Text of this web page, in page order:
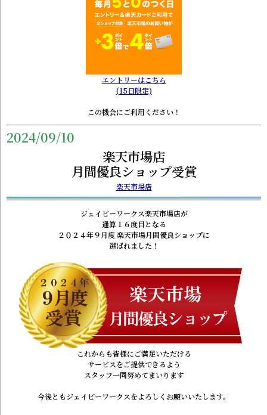
エントリーはこちら
(15日限定)
この機会にご利用ください！
2024/09/10
楽天市場店
月間優良ショップ受賞
楽天市場店
ジェイビーワークス楽天市場店が
通算１６度目となる
２０２４年９月度 楽天市場月間優良ショップに
選ばれました！
これからも皆様にご満足いただける
サービスをご提供できるよう
スタッフ一同努めてまいります
今後ともジェイビーワークスをよろしくお願いいたします。